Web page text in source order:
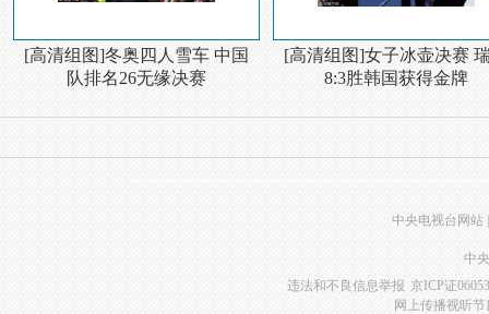
[高清组图]冬奥四人雪车 中国
队排名26无缘决赛
[高清组图]女子冰壶决赛
8:3胜韩国获得金牌
中央电视台网站
中
违法和不良信息举报 京ICP证
网上传播视听